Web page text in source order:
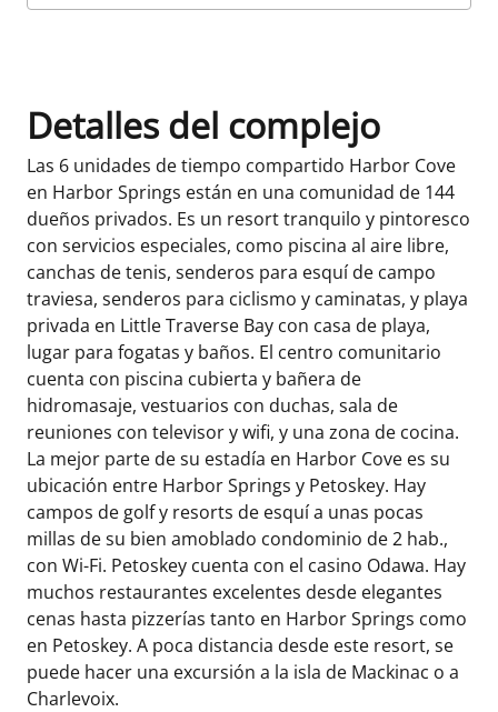
Detalles del complejo
Las 6 unidades de tiempo compartido Harbor Cove
en Harbor Springs están en una comunidad de 144
dueños privados. Es un resort tranquilo y pintoresco
con servicios especiales, como piscina al aire libre,
canchas de tenis, senderos para esquí de campo
traviesa, senderos para ciclismo y caminatas, y playa
privada en Little Traverse Bay con casa de playa,
lugar para fogatas y baños. El centro comunitario
cuenta con piscina cubierta y bañera de
hidromasaje, vestuarios con duchas, sala de
reuniones con televisor y wifi, y una zona de cocina.
La mejor parte de su estadía en Harbor Cove es su
ubicación entre Harbor Springs y Petoskey. Hay
campos de golf y resorts de esquí a unas pocas
millas de su bien amoblado condominio de 2 hab.,
con Wi-Fi. Petoskey cuenta con el casino Odawa. Hay
muchos restaurantes excelentes desde elegantes
cenas hasta pizzerías tanto en Harbor Springs como
en Petoskey. A poca distancia desde este resort, se
puede hacer una excursión a la isla de Mackinac o a
Charlevoix.